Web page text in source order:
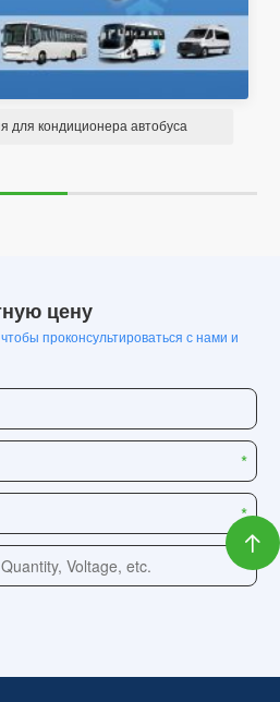
раствор кондиционеров RV

цену
проконсультироваться с нами и